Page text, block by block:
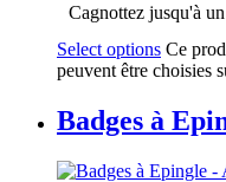
Cagnottez jusqu'à
Select options Ce
peuvent être choisies
Badges à